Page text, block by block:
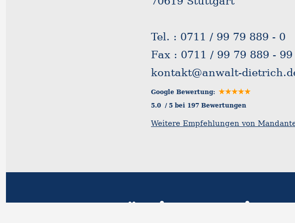
Tel. : 0711 / 99 79 889 - 0
Fax : 0711 / 99 79 889 - 99
kontakt@anwalt-
Google Bewertung:
5.0 / 5 bei 197 Bewertungen
Weitere Empfehlungen von
Büring